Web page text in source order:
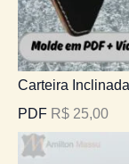
Carteira
PDF R$ 25,00